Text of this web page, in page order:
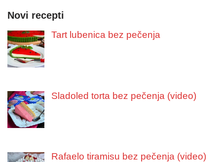
Novi recepti
Tart lubenica bez pečenja
Sladoled torta bez pečenja (video)
Rafaelo tiramisu bez pečenja (video)